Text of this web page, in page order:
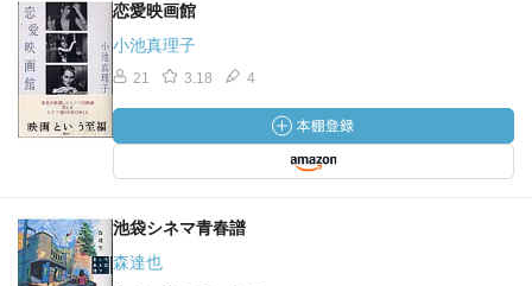
恋愛映画館
小池真理子
21 3.18 4
池袋シネマ青春譜
森達也